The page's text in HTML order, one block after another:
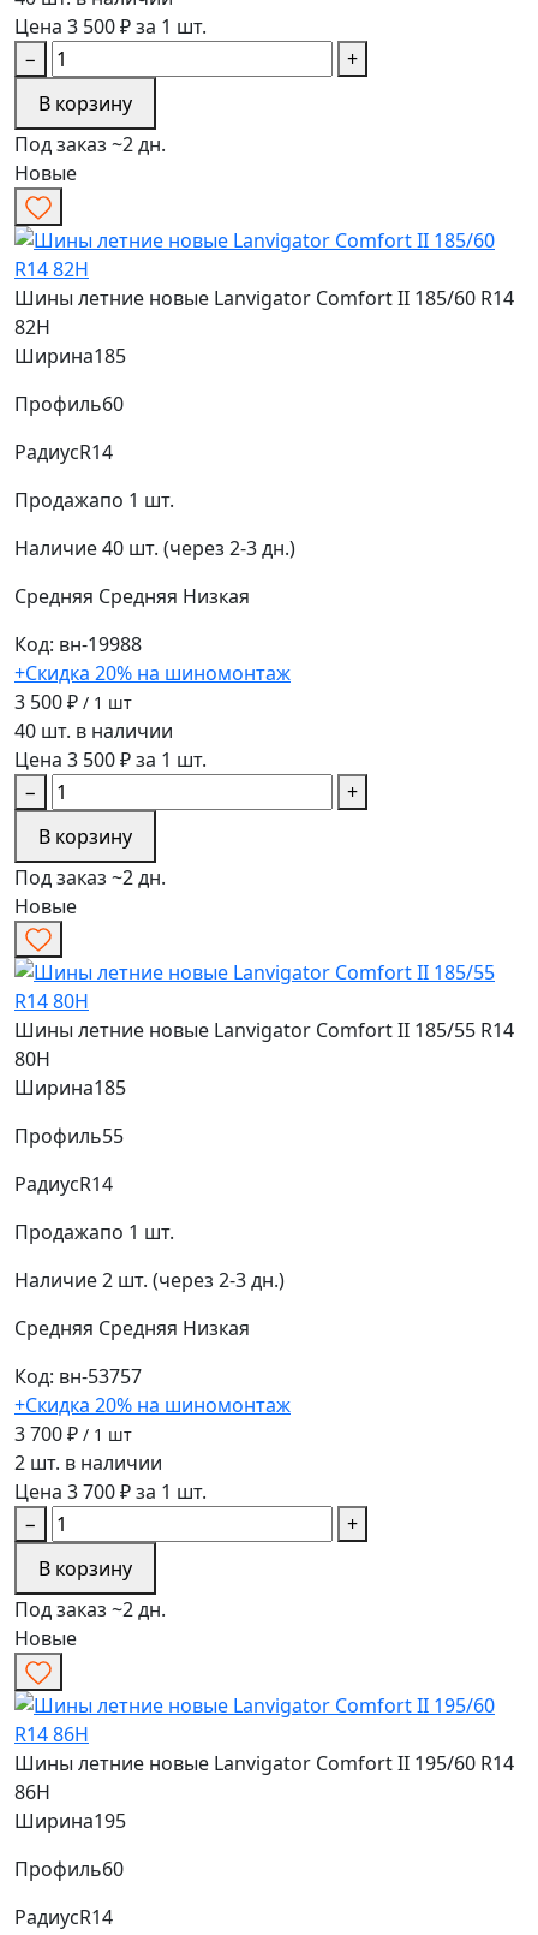
Цена 3 500 ₽ за 1 шт.
−
+
В корзину
Под заказ ~2 дн.
Новые
Шины летние новые Lanvigator Comfort II 185/60 R14
82H
Ширина185
Профиль60
РадиусR14
Продажапо 1 шт.
Наличие40 шт. (через 2-3 дн.)
Средняя Средняя Низкая
Код: вн-19988
+Скидка 20% на шиномонтаж
3 500 ₽ / 1 шт
40 шт. в наличии
Цена 3 500 ₽ за 1 шт.
−
+
В корзину
Под заказ ~2 дн.
Новые
Шины летние новые Lanvigator Comfort II 185/55 R14
80H
Ширина185
Профиль55
РадиусR14
Продажапо 1 шт.
Наличие2 шт. (через 2-3 дн.)
Средняя Средняя Низкая
Код: вн-53757
+Скидка 20% на шиномонтаж
3 700 ₽ / 1 шт
2 шт. в наличии
Цена 3 700 ₽ за 1 шт.
−
+
В корзину
Под заказ ~2 дн.
Новые
Шины летние новые Lanvigator Comfort II 195/60 R14
86H
Ширина195
Профиль60
РадиусR14